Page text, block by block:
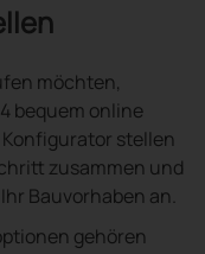
möchten,
bequem online
stellen
zusammen und
Bauvorhaben an.
gehören